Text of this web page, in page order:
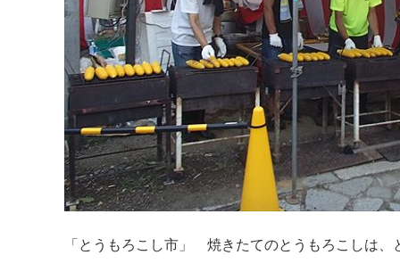
「とうもろこし市」 焼きたてのとうもろこしは、